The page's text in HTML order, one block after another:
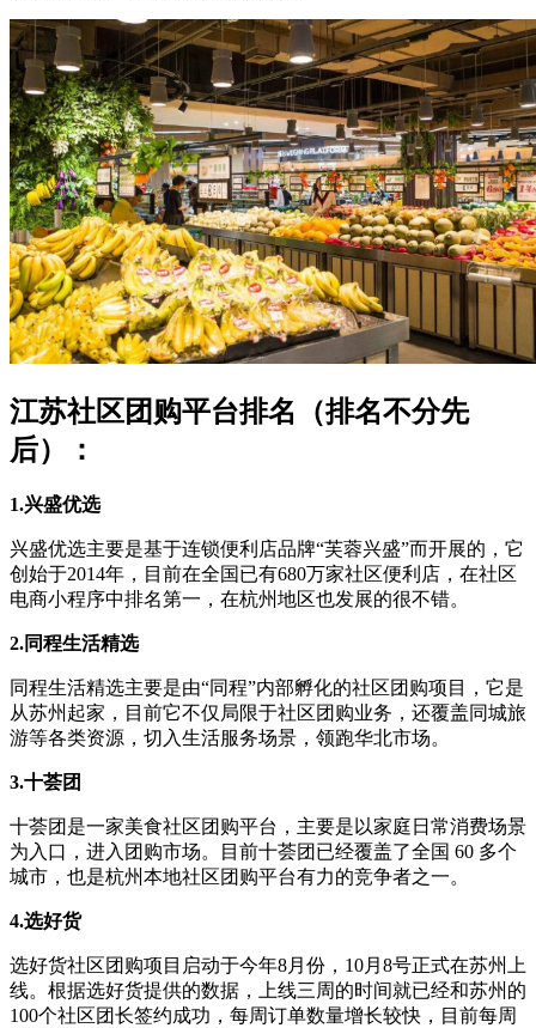
江苏社区团购平台排名（排名不分先
后）：
1.兴盛优选
兴盛优选主要是基于连锁便利店品牌“芙蓉兴盛”而开展的，它
创始于2014年，目前在全国已有680万家社区便利店，在社区
电商小程序中排名第一，在杭州地区也发展的很不错。
2.同程生活精选
同程生活精选主要是由“同程”内部孵化的社区团购项目，它是
从苏州起家，目前它不仅局限于社区团购业务，还覆盖同城旅
游等各类资源，切入生活服务场景，领跑华北市场。
3.十荟团
十荟团是一家美食社区团购平台，主要是以家庭日常消费场景
为入口，进入团购市场。目前十荟团已经覆盖了全国 60 多个
城市，也是杭州本地社区团购平台有力的竞争者之一。
4.选好货
选好货社区团购项目启动于今年8月份，10月8号正式在苏州上
线。根据选好货提供的数据，上线三周的时间就已经和苏州的
100个社区团长签约成功，每周订单数量增长较快，目前每周